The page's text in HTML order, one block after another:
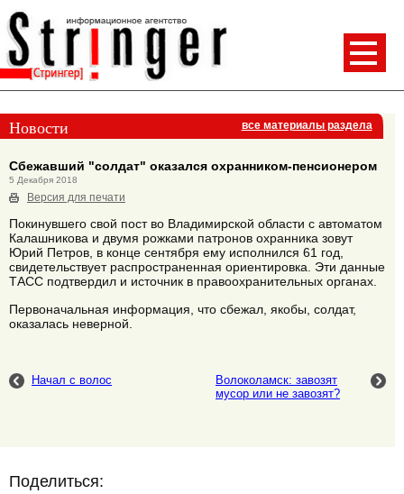
Новости все материалы раздела
Сбежавший "солдат" оказался охранником-пенсионером
5 Декабря 2018
Версия для печати
Покинувшего свой пост во Владимирской области с автоматом
Калашникова и двумя рожками патронов охранника зовут
Юрий Петров, в конце сентября ему исполнился 61 год,
свидетельствует распространенная ориентировка. Эти данные
ТАСС подтвердил и источник в правоохранительных органах.
Первоначальная информация, что сбежал, якобы, солдат,
оказалась неверной.
Начал с волос
Волоколамск: завозят
мусор или не завозят?
Поделиться: